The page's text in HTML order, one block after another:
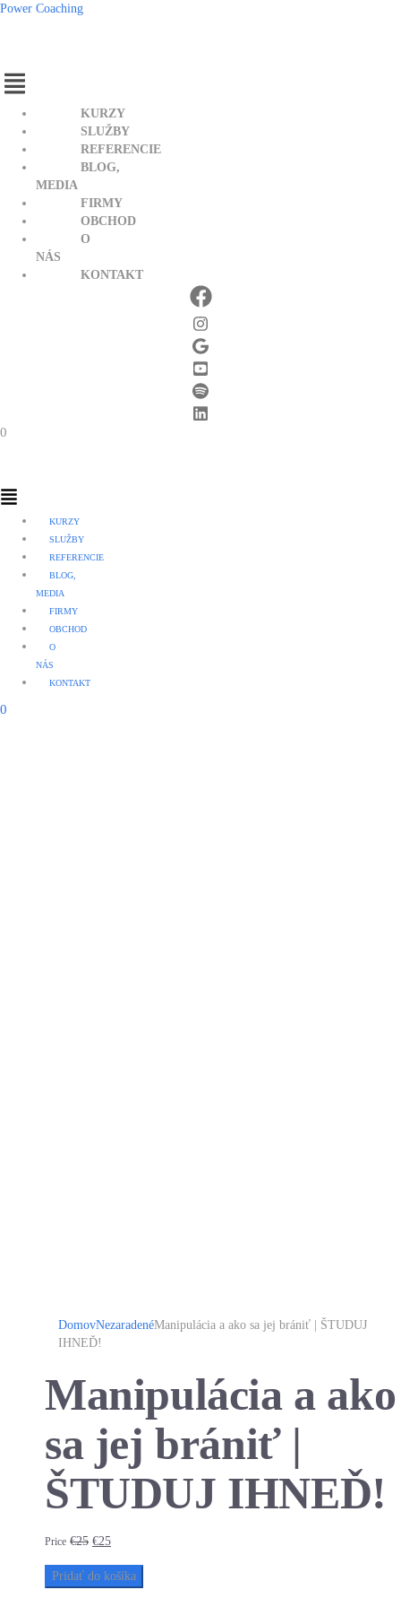
Power Coaching
Menu
KURZY
SLUŽBY
REFERENCIE
BLOG,
MEDIA
FIRMY
OBCHOD
O
NÁS
KONTAKT
0
Menu
KURZY
SLUŽBY
REFERENCIE
BLOG,
MEDIA
FIRMY
OBCHOD
O
NÁS
KONTAKT
0
DomovNezaradenéManipulácia a ako sa jej brániť | ŠTUDUJ
IHNEĎ!
Manipulácia a ako
sa jej brániť |
ŠTUDUJ IHNEĎ!
Price €25 Pôvodná
bola:
€25.
€25
je:
€25.
Pridať do košíka